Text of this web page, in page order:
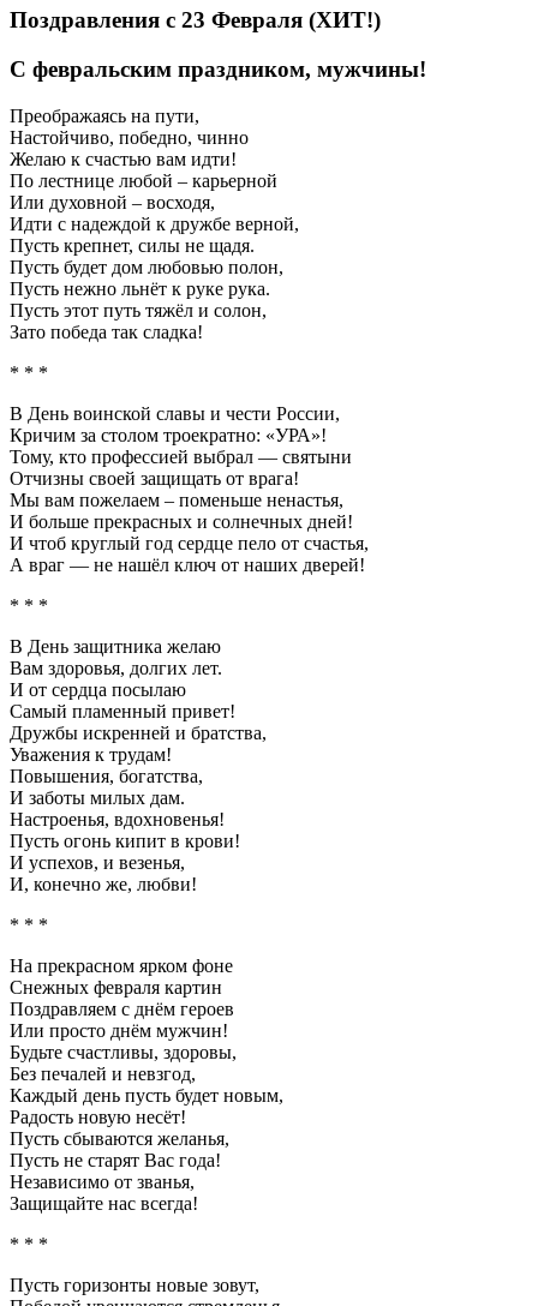
Поздравления с 23 Февраля (ХИТ!)
С февральским праздником, мужчины!
Преображаясь на пути,
Настойчиво, победно, чинно
Желаю к счастью вам идти!
По лестнице любой – карьерной
Или духовной – восходя,
Идти с надеждой к дружбе верной,
Пусть крепнет, силы не щадя.
Пусть будет дом любовью полон,
Пусть нежно льнёт к руке рука.
Пусть этот путь тяжёл и солон,
Зато победа так сладка!
* * *
В День воинской славы и чести России,
Кричим за столом троекратно: «УРА»!
Тому, кто профессией выбрал — святыни
Отчизны своей защищать от врага!
Мы вам пожелаем – поменьше ненастья,
И больше прекрасных и солнечных дней!
И чтоб круглый год сердце пело от счастья,
А враг — не нашёл ключ от наших дверей!
* * *
В День защитника желаю
Вам здоровья, долгих лет.
И от сердца посылаю
Самый пламенный привет!
Дружбы искренней и братства,
Уважения к трудам!
Повышения, богатства,
И заботы милых дам.
Настроенья, вдохновенья!
Пусть огонь кипит в крови!
И успехов, и везенья,
И, конечно же, любви!
* * *
На прекрасном ярком фоне
Снежных февраля картин
Поздравляем с днём героев
Или просто днём мужчин!
Будьте счастливы, здоровы,
Без печалей и невзгод,
Каждый день пусть будет новым,
Радость новую несёт!
Пусть сбываются желанья,
Пусть не старят Вас года!
Независимо от званья,
Защищайте нас всегда!
* * *
Пусть горизонты новые зовут,